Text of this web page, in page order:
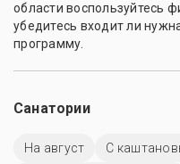
области воспользуйтесь
убедитесь входит ли
программу.
Санатории
На август
С